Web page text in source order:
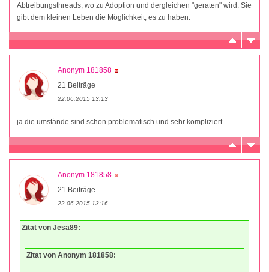
Abtreibungsthreads, wo zu Adoption und dergleichen "geraten" wird. Sie
gibt dem kleinen Leben die Möglichkeit, es zu haben.
Anonym 181858
21 Beiträge
22.06.2015 13:13
ja die umstände sind schon problematisch und sehr kompliziert
Anonym 181858
21 Beiträge
22.06.2015 13:16
Zitat von Jesa89:
Zitat von Anonym 181858: